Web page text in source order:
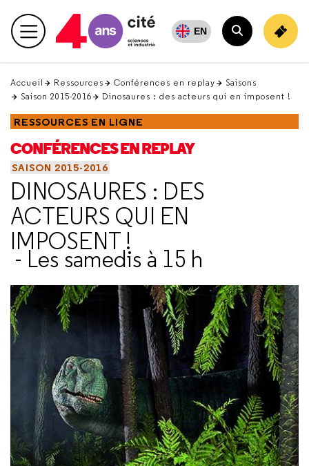
en
haut Menu principal EN
Rechercher
Accueil Ressources Conférences en replay
Saisons
Saison 2015-2016
Dinosaures : des acteurs qui en imposent !
RESSOURCES EN LIGNE
CONFÉRENCES EN REPLAY
SAISON 2015-2016
DINOSAURES : DES
ACTEURS QUI EN
IMPOSENT !
- Les samedis à 15 h